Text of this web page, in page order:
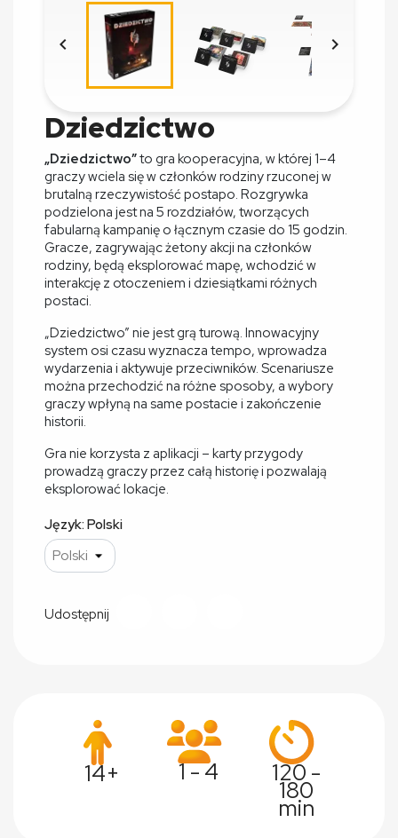
 
Dziedzictwo
„Dziedzictwo”to gra kooperacyjna, w której 1–4
graczy wciela się w członków rodziny rzuconej w
brutalną rzeczywistość postapo. Rozgrywka
podzielona jest na 5 rozdziałów, tworzących
fabularną kampanię o łącznym czasie do 15 godzin.
Gracze, zagrywając żetony akcji na członków
rodziny, będą eksplorować mapę, wchodzić w
interakcję z otoczeniem i dziesiątkami różnych
postaci.
„Dziedzictwo” nie jest grą turową. Innowacyjny
system osi czasu wyznacza tempo, wprowadza
wydarzenia i aktywuje przeciwników. Scenariusze
można przechodzić na różne sposoby, a wybory
graczy wpłyną na same postacie i zakończenie
historii.
Gra nie korzysta z aplikacji – karty przygody
prowadzą graczy przez całą historię i pozwalają
eksplorować lokacje.
Język: Polski
Udostępnij
14+ 1 - 4 120 -
180
min